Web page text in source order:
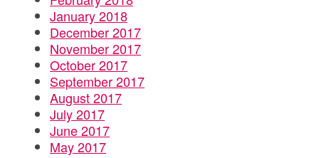
January 2018
December 2017
November 2017
October 2017
September 2017
August 2017
July 2017
June 2017
May 2017